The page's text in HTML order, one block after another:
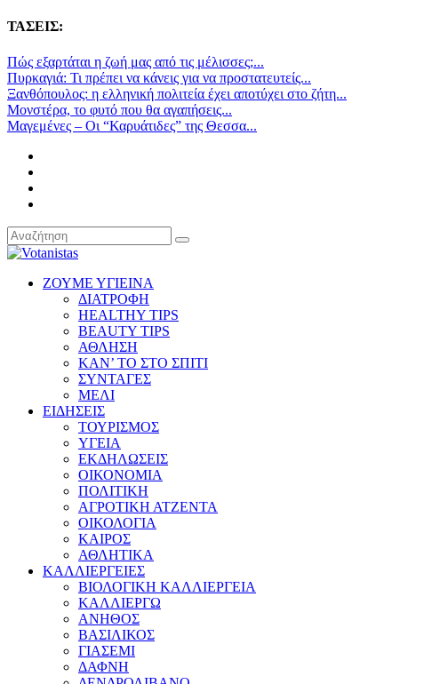
ΤΑΣΕΙΣ:
Πώς εξαρτάται η ζωή μας από τις μέλισσες;...
Πυρκαγιά: Τι πρέπει να κάνεις για να προστατευτείς...
Ξανθόπουλος: η ελληνική πολιτεία έχει αποτύχει στο ζήτη...
Μονστέρα, το φυτό που θα αγαπήσεις...
Μαγεμένες – Οι “Καρυάτιδες” της Θεσσα...
ΖΟΥΜΕ ΥΓΙΕΙΝΑ
ΔΙΑΤΡΟΦΗ
HEALTHY TIPS
BEAUTY TIPS
ΑΘΛΗΣΗ
ΚΑΝ’ ΤΟ ΣΤΟ ΣΠΙΤΙ
ΣΥΝΤΑΓΕΣ
ΜΕΛΙ
ΕΙΔΗΣΕΙΣ
ΤΟΥΡΙΣΜΟΣ
ΥΓΕΙΑ
ΕΚΔΗΛΩΣΕΙΣ
ΟΙΚΟΝΟΜΙΑ
ΠΟΛΙΤΙΚΗ
ΑΓΡΟΤΙΚΗ ΑΤΖΕΝΤΑ
ΟΙΚΟΛΟΓΙΑ
ΚΑΙΡΟΣ
ΑΘΛΗΤΙΚΑ
ΚΑΛΛΙΕΡΓΕΙΕΣ
ΒΙΟΛΟΓΙΚΗ ΚΑΛΛΙΕΡΓΕΙΑ
ΚΑΛΛΙΕΡΓΩ
ΑΝΗΘΟΣ
ΒΑΣΙΛΙΚΟΣ
ΓΙΑΣΕΜΙ
ΔΑΦΝΗ